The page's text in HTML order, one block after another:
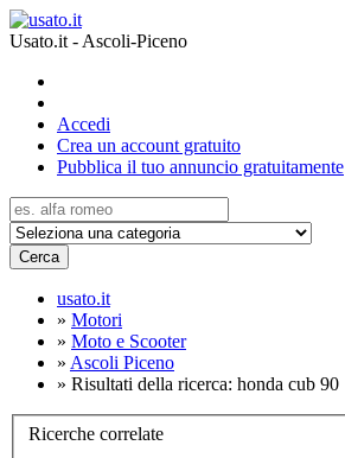
Usato.it - Ascoli-Piceno
Accedi
Crea un account gratuito
Pubblica il tuo annuncio gratuitamente
Cerca
usato.it
» Motori
» Moto e Scooter
» Ascoli Piceno
» Risultati della ricerca: honda cub 90
Ricerche correlate